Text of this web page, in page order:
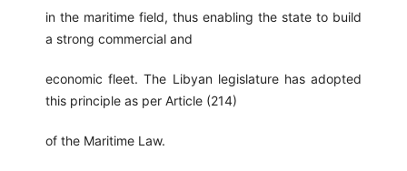
in the maritime field, thus enabling the state to build
a strong commercial and
economic fleet. The Libyan legislature has adopted
this principle as per Article (214)
of the Maritime Law.